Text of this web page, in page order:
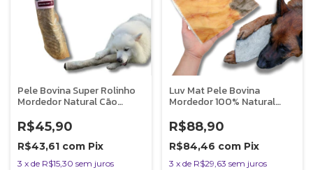
Pele Bovina Super Rolinho
Mordedor Natural Cão
R$45,90
R$43,61 com Pix
3 x de R$15,30 sem juros
Luv Mat Pele Bovina
Mordedor 100% Natural
R$88,90
R$84,46 com Pix
3 x de R$29,63 sem juros